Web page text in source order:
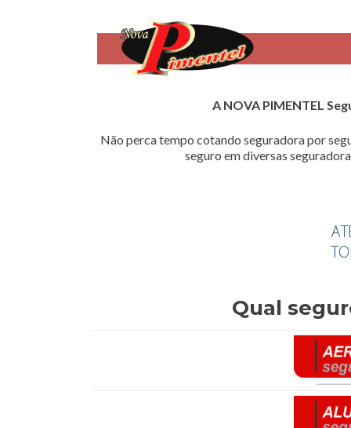
A NOVA PIMENTEL
Não perca tempo cotando seguradora por
seguro em diversas
Qual